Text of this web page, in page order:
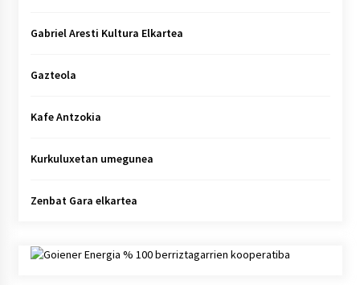
Gabriel Aresti Kultura Elkartea
Gazteola
Kafe Antzokia
Kurkuluxetan umegunea
Zenbat Gara elkartea